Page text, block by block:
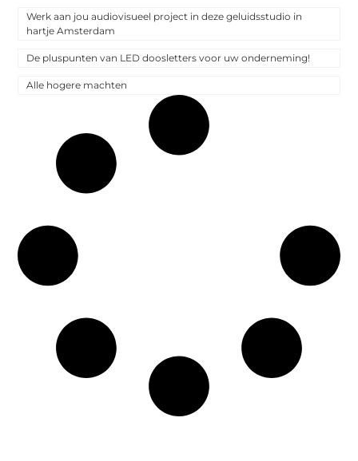
Werk aan jou audiovisueel project in deze geluidsstudio in
hartje Amsterdam
De pluspunten van LED doosletters voor uw onderneming!
Alle hogere machten